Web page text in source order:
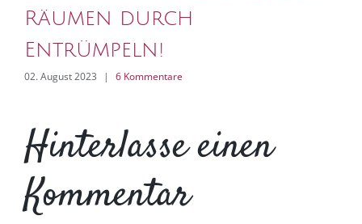
Räumen durch
Entrümpeln!
02. August 2023 | 6 Kommentare
Hinterlasse einen
Kommentar